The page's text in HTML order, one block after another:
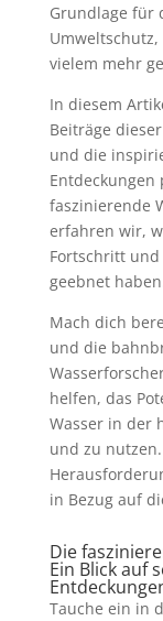
Grundlage für
vielem mehr
In diesem
Beiträge
und die
faszinierende
erfahren wir,
Fortschritt
geebnet
Mach dich
und die
helfen, das
Wasser in der
und zu
in Bezug auf
Die
Ein Blick auf
Tauche ein in